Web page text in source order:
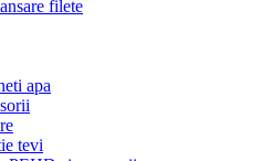
filete
apa
tevi